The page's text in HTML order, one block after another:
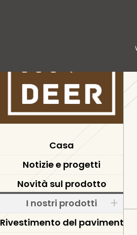
Casa
Notizie e progetti
Novità sul prodotto
I nostri prodotti
Rivestimento del pavimento